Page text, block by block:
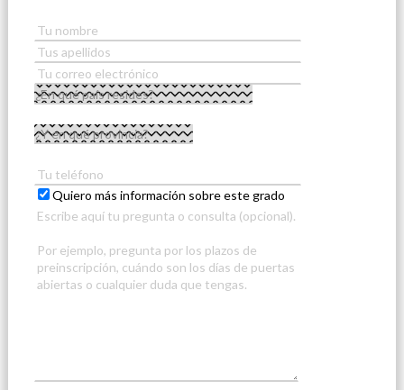
Quiero más información sobre este grado